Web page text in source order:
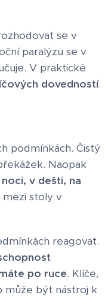
se v
paralýzu se v
V praktické
dovedností.
podmínkách. Čistý
Naopak
v dešti, na
mezi stoly v
reagovat.
po ruce. Klíče,
může být nástroj k